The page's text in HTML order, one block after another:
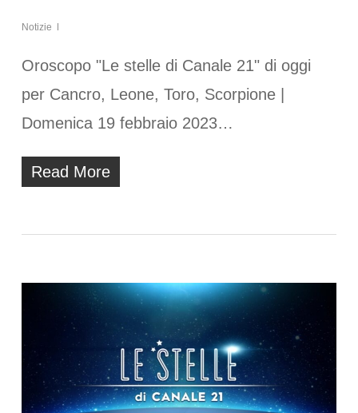
Notizie
Oroscopo "Le stelle di Canale 21" di oggi
per Cancro, Leone, Toro, Scorpione |
Domenica 19 febbraio 2023…
Read More